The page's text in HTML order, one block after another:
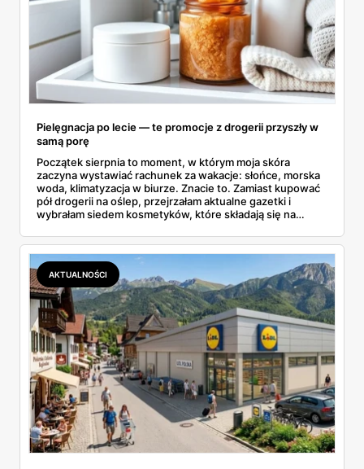
Pielęgnacja po lecie — te promocje z drogerii przyszły w
samą porę
Początek sierpnia to moment, w którym moja skóra
zaczyna wystawiać rachunek za wakacje: słońce, morska
woda, klimatyzacja w biurze. Znacie to. Zamiast kupować
pół drogerii na oślep, przejrzałam aktualne gazetki i
wybrałam siedem kosmetyków, które składają się na
dermokosmetyki Vichy. Wszystkie ceny sprawdziłam w
ofertach, terminy też.
AKTUALNOŚCI